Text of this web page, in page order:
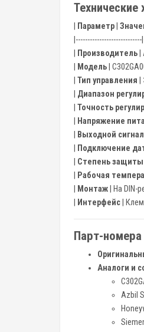
Технические
Параметр
|----------------------------
Производитель
Модель |
Тип управления
Диапазон
Точность
Напряжение
Выходной сигнал
Подключение
Степень защиты
Рабочая
Монтаж | На DIN-
Интерфейс |
Парт-номера
Аналоги и
Azbil